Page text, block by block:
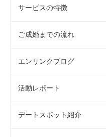
サービスの特徴
ご成婚までの流れ
エンリンクブログ
活動レポート
デートスポット紹介